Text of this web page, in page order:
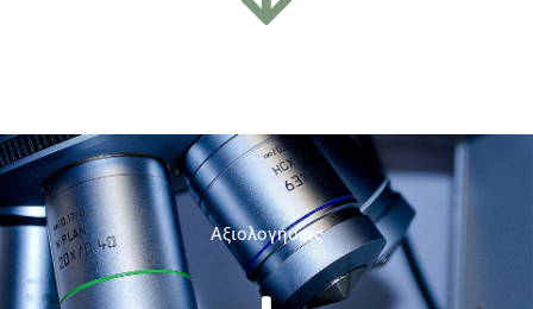
Aξιολογήσεις